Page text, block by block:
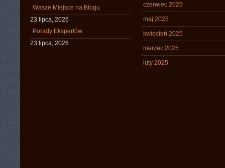
Wasze Miejsce na Blogu
23 lipca, 2026
Porady Ekspertów
23 lipca, 2026
czerwiec 2025
maj 2025
kwiecień 2025
marzec 2025
luty 2025